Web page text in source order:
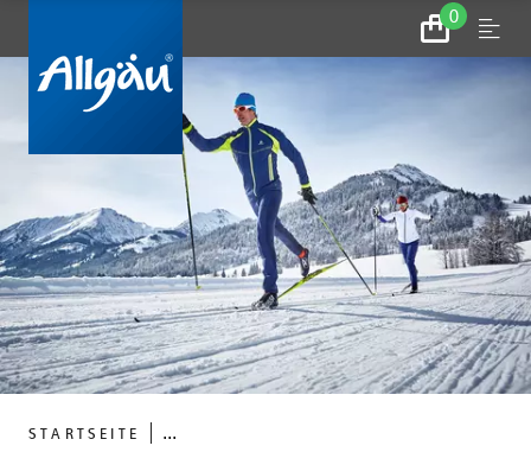
0
Zum
Warenkorb
Menu
STARTSEITE ...